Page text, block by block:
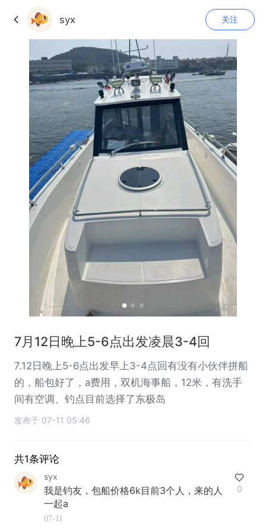
syx 关注
7月12日晚上5-6点出发凌晨3-4回
7.12日晚上5-6点出发早上3-4点回有没有小伙伴拼船
的，船包好了，a费用，双机海事船，12米，有洗手
间有空调、钓点目前选择了东极岛
发布于 07-11 05:46
共1条评论
syx
我是钓友，包船价格6k目前3个人，来的人
一起a
07-11
0